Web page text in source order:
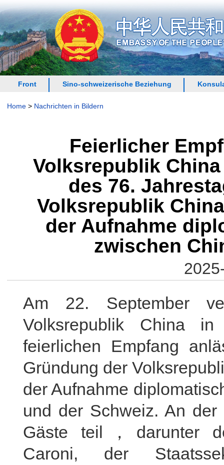
Front Sino-schweizerische Beziehung
Home > Nachrichten in Bildern
Feierlicher
Volksrepublik
des 76.
Volksrepublik
der Aufnahme
zwischen
Am 22. September
Volksrepublik China
feierlichen Empfang
Gründung der
der Aufnahme
und der Schweiz. An
Gäste teil，darunter
Caroni, der